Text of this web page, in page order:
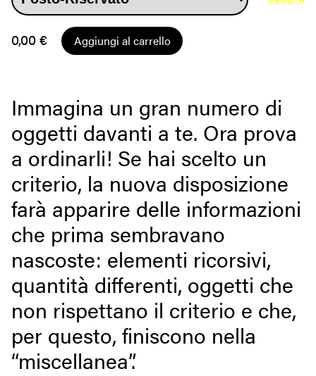
0,00€ Aggiungi al carrello
Immagina un gran numero di
oggetti davanti a te. Ora prova
a ordinarli! Se hai scelto un
criterio, la nuova disposizione
farà apparire delle informazioni
che prima sembravano
nascoste: elementi ricorsivi,
quantità differenti, oggetti che
non rispettano il criterio e che,
per questo, finiscono nella
“miscellanea”.